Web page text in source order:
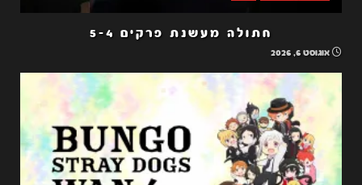
חתולה מעשנת פרקים 5-4
אוגוסט 6, 2026